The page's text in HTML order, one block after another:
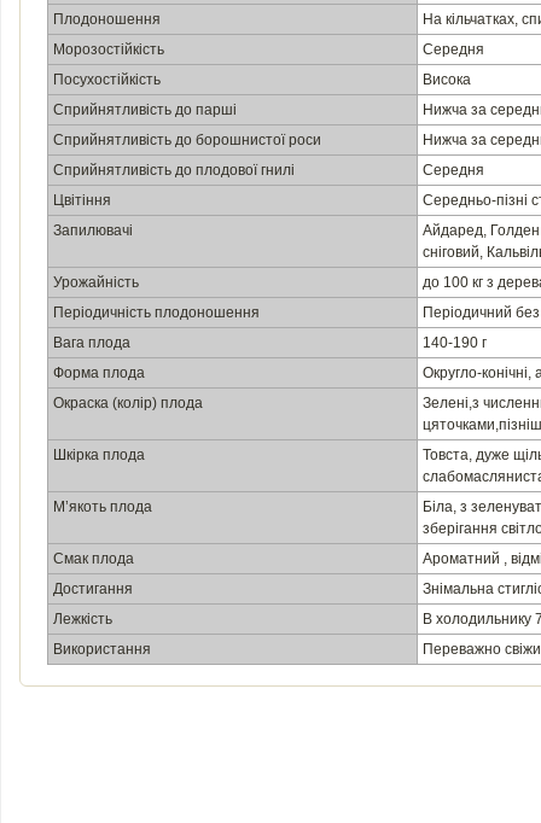
Плодоношення
На кільчатках,
Морозостійкість
Середня
Посухостійкість
Висока
Сприйнятливість до парші
Нижча за
Сприйнятливість до борошнистої роси
Нижча за
Сприйнятливість до плодової гнилі
Середня
Цвітіння
Середньо-пізні
Запилювачі
Айдаред, Голден
сніговий,
Урожайність
до 100 кг з
Періодичність плодоношення
Періодичний
Вага плода
140-190 г
Форма плода
Округло-конічні,
Окраска (колір) плода
Зелені,з
Шкірка плода
Товста, дуже
М’якоть плода
Біла, з
зберігання
Смак плода
Ароматний ,
Достигання
Знімальна
Лежкість
В холодильнику
Використання
Переважно